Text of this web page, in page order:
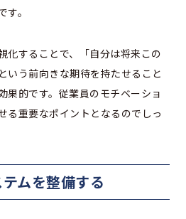
。
化することで、「自分は将来この
いう前向きな期待を持たせること
果的です。従業員のモチベーショ
る重要なポイントとなるのでしっ
ムを整備する